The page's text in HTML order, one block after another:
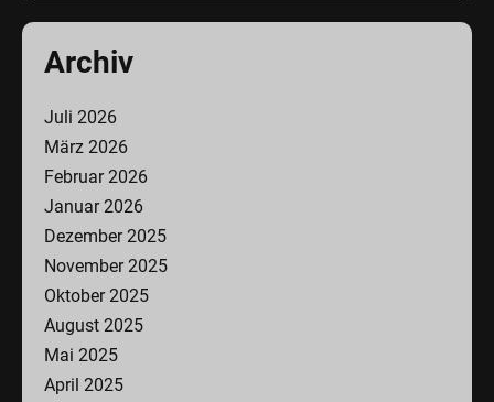
Archiv
Juli 2026
März 2026
Februar 2026
Januar 2026
Dezember 2025
November 2025
Oktober 2025
August 2025
Mai 2025
April 2025